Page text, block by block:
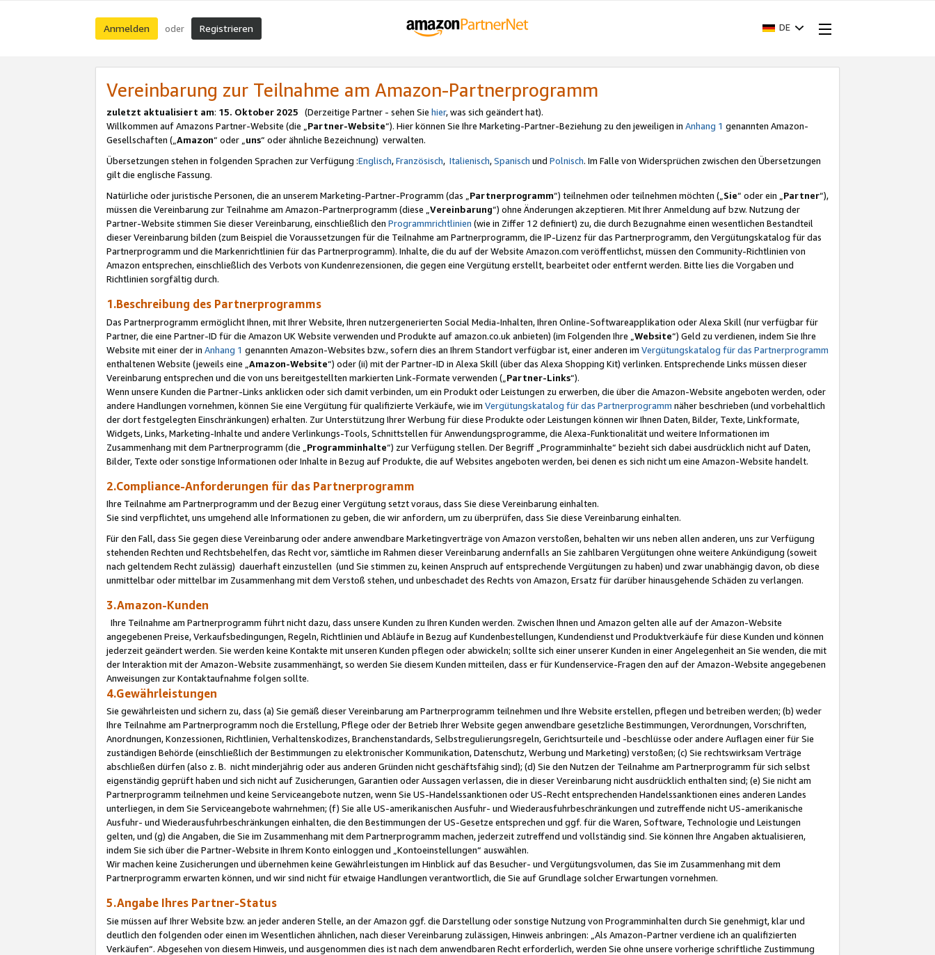
Anmelden oder Registrieren DE
Vereinbarung zur Teilnahme am Amazon-Partnerprogramm
zuletzt aktualisiert am: 15. Oktober 2025 (Derzeitige Partner - sehen Sie hier, was sich geändert hat).
Willkommen auf Amazons Partner-Website (die „Partner-Website“). Hier können Sie Ihre Marketing-Partner-Beziehung zu den jeweiligen in Anhang 1 genannten Amazon-
Gesellschaften („Amazon“ oder „uns“ oder ähnliche Bezeichnung) verwalten.
Übersetzungen stehen in folgenden Sprachen zur Verfügung :Englisch,Französisch, Italienisch,Spanisch und Polnisch. Im Falle von Widersprüchen zwischen den Übersetzungen
gilt die englische Fassung.
Natürliche oder juristische Personen, die an unserem Marketing-Partner-Programm (das „Partnerprogramm“) teilnehmen oder teilnehmen möchten („Sie“ oder ein „Partner“),
müssen die Vereinbarung zur Teilnahme am Amazon-Partnerprogramm (diese „Vereinbarung“) ohne Änderungen akzeptieren. Mit Ihrer Anmeldung auf bzw. Nutzung der
Partner-Website stimmen Sie dieser Vereinbarung, einschließlich den Programmrichtlinien (wie in Ziffer 12 definiert) zu, die durch Bezugnahme einen wesentlichen Bestandteil
dieser Vereinbarung bilden (zum Beispiel die Voraussetzungen für die Teilnahme am Partnerprogramm, die IP-Lizenz für das Partnerprogramm, den Vergütungskatalog für das
Partnerprogramm und die Markenrichtlinien für das Partnerprogramm). Inhalte, die du auf der Website Amazon.com veröffentlichst, müssen den Community-Richtlinien von
Amazon entsprechen, einschließlich des Verbots von Kundenrezensionen, die gegen eine Vergütung erstellt, bearbeitet oder entfernt werden. Bitte lies die Vorgaben und
Richtlinien sorgfältig durch.
1.Beschreibung des Partnerprogramms
Das Partnerprogramm ermöglicht Ihnen, mit Ihrer Website, Ihren nutzergenerierten Social Media-Inhalten, Ihren Online-Softwareapplikation oder Alexa Skill (nur verfügbar für
Partner, die eine Partner-ID für die Amazon UK Website verwenden und Produkte auf amazon.co.uk anbieten) (im Folgenden Ihre „ Website“) Geld zu verdienen, indem Sie Ihre
Website mit einer der in Anhang 1 genannten Amazon-Websites bzw., sofern dies an Ihrem Standort verfügbar ist, einer anderen im Vergütungskatalog für das Partnerprogramm
enthaltenen Website (jeweils eine „ Amazon-Website“) oder (ii) mit der Partner-ID in Alexa Skill (über das Alexa Shopping Kit) verlinken. Entsprechende Links müssen dieser
Vereinbarung entsprechen und die von uns bereitgestellten markierten Link-Formate verwenden („ Partner-Links“).
Wenn unsere Kunden die Partner-Links anklicken oder sich damit verbinden, um ein Produkt oder Leistungen zu erwerben, die über die Amazon-Website angeboten werden, oder
andere Handlungen vornehmen, können Sie eine Vergütung für qualifizierte Verkäufe, wie im Vergütungskatalog für das Partnerprogramm näher beschrieben (und vorbehaltlich
der dort festgelegten Einschränkungen) erhalten. Zur Unterstützung Ihrer Werbung für diese Produkte oder Leistungen können wir Ihnen Daten, Bilder, Texte, Linkformate,
Widgets, Links, Marketing-Inhalte und andere Verlinkungs-Tools, Schnittstellen für Anwendungsprogramme, die Alexa-Funktionalität und weitere Informationen im
Zusammenhang mit dem Partnerprogramm (die „ Programminhalte“) zur Verfügung stellen. Der Begriff „Programminhalte“ bezieht sich dabei ausdrücklich nicht auf Daten,
Bilder, Texte oder sonstige Informationen oder Inhalte in Bezug auf Produkte, die auf Websites angeboten werden, bei denen es sich nicht um eine Amazon-Website handelt.
2.Compliance-Anforderungen für das Partnerprogramm
Ihre Teilnahme am Partnerprogramm und der Bezug einer Vergütung setzt voraus, dass Sie diese Vereinbarung einhalten.
Sie sind verpflichtet, uns umgehend alle Informationen zu geben, die wir anfordern, um zu überprüfen, dass Sie diese Vereinbarung einhalten.
Für den Fall, dass Sie gegen diese Vereinbarung oder andere anwendbare Marketingverträge von Amazon verstoßen, behalten wir uns neben allen anderen, uns zur Verfügung
stehenden Rechten und Rechtsbehelfen, das Recht vor, sämtliche im Rahmen dieser Vereinbarung andernfalls an Sie zahlbaren Vergütungen ohne weitere Ankündigung (soweit
nach geltendem Recht zulässig) dauerhaft einzustellen (und Sie stimmen zu, keinen Anspruch auf entsprechende Vergütungen zu haben) und zwar unabhängig davon, ob diese
unmittelbar oder mittelbar im Zusammenhang mit dem Verstoß stehen, und unbeschadet des Rechts von Amazon, Ersatz für darüber hinausgehende Schäden zu verlangen.
3.Amazon-Kunden
Ihre Teilnahme am Partnerprogramm führt nicht dazu, dass unsere Kunden zu Ihren Kunden werden. Zwischen Ihnen und Amazon gelten alle auf der Amazon-Website
angegebenen Preise, Verkaufsbedingungen, Regeln, Richtlinien und Abläufe in Bezug auf Kundenbestellungen, Kundendienst und Produktverkäufe für diese Kunden und können
jederzeit geändert werden. Sie werden keine Kontakte mit unseren Kunden pflegen oder abwickeln; sollte sich einer unserer Kunden in einer Angelegenheit an Sie wenden, die mit
der Interaktion mit der Amazon-Website zusammenhängt, so werden Sie diesem Kunden mitteilen, dass er für Kundenservice-Fragen den auf der Amazon-Website angegebenen
Anweisungen zur Kontaktaufnahme folgen sollte.
4.Gewährleistungen
Sie gewährleisten und sichern zu, dass (a) Sie gemäß dieser Vereinbarung am Partnerprogramm teilnehmen und Ihre Website erstellen, pflegen und betreiben werden; (b) weder
Ihre Teilnahme am Partnerprogramm noch die Erstellung, Pflege oder der Betrieb Ihrer Website gegen anwendbare gesetzliche Bestimmungen, Verordnungen, Vorschriften,
Anordnungen, Konzessionen, Richtlinien, Verhaltenskodizes, Branchenstandards, Selbstregulierungsregeln, Gerichtsurteile und -beschlüsse oder andere Auflagen einer für Sie
zuständigen Behörde (einschließlich der Bestimmungen zu elektronischer Kommunikation, Datenschutz, Werbung und Marketing) verstoßen; (c) Sie rechtswirksam Verträge
abschließen dürfen (also z. B. nicht minderjährig oder aus anderen Gründen nicht geschäftsfähig sind); (d) Sie den Nutzen der Teilnahme am Partnerprogramm für sich selbst
eigenständig geprüft haben und sich nicht auf Zusicherungen, Garantien oder Aussagen verlassen, die in dieser Vereinbarung nicht ausdrücklich enthalten sind; (e) Sie nicht am
Partnerprogramm teilnehmen und keine Serviceangebote nutzen, wenn Sie US-Handelssanktionen oder US-Recht entsprechenden Handelssanktionen eines anderen Landes
unterliegen, in dem Sie Serviceangebote wahrnehmen; (f) Sie alle US-amerikanischen Ausfuhr- und Wiederausfuhrbeschränkungen und zutreffende nicht US-amerikanische
Ausfuhr- und Wiederausfuhrbeschränkungen einhalten, die den Bestimmungen der US-Gesetze entsprechen und ggf. für die Waren, Software, Technologie und Leistungen
gelten, und (g) die Angaben, die Sie im Zusammenhang mit dem Partnerprogramm machen, jederzeit zutreffend und vollständig sind. Sie können Ihre Angaben aktualisieren,
indem Sie sich über die Partner-Website in Ihrem Konto einloggen und „Kontoeinstellungen“ auswählen.
Wir machen keine Zusicherungen und übernehmen keine Gewährleistungen im Hinblick auf das Besucher- und Vergütungsvolumen, das Sie im Zusammenhang mit dem
Partnerprogramm erwarten können, und wir sind nicht für etwaige Handlungen verantwortlich, die Sie auf Grundlage solcher Erwartungen vornehmen.
5.Angabe Ihres Partner-Status
Sie müssen auf Ihrer Website bzw. an jeder anderen Stelle, an der Amazon ggf. die Darstellung oder sonstige Nutzung von Programminhalten durch Sie genehmigt, klar und
deutlich den folgenden oder einen im Wesentlichen ähnlichen, nach dieser Vereinbarung zulässigen, Hinweis anbringen: „Als Amazon-Partner verdiene ich an qualifizierten
Verkäufen“. Abgesehen von diesem Hinweis, und ausgenommen dies ist nach dem anwendbaren Recht erforderlich, werden Sie ohne unsere vorherige schriftliche Zustimmung